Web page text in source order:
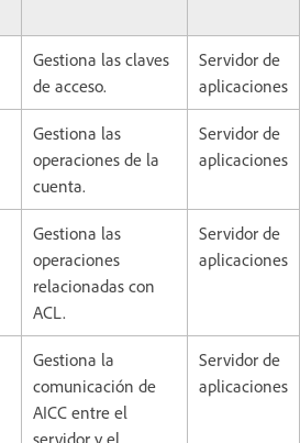
Gestiona las claves
de acceso.
Servidor de
aplicaciones
Gestiona las
operaciones de la
cuenta.
Servidor de
aplicaciones
Gestiona las
operaciones
relacionadas con
ACL.
Servidor de
aplicaciones
Gestiona la
comunicación de
AICC entre el
Servidor de
aplicaciones